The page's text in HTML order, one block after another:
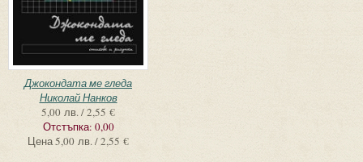
Джокондата ме гледа
Николай Нанков
5,00 лв. / 2,55 €
Отстъпка: 0,00
Цена5,00 лв. / 2,55 €